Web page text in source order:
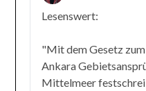
Lesenswert:
"Mit dem Gesetz
Ankara
Mittelmeer